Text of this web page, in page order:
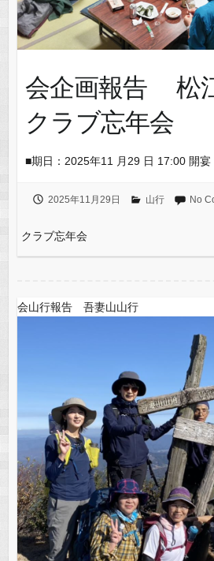
会企画報告 松
クラブ忘年会
■期日：2025年11 月29 日 17:00 開宴
2025年11月29日 山行 No
クラブ忘年会
会山行報告 吾妻山山行